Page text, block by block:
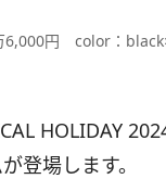
6,000円 color：
HOLIDAY
登場します。